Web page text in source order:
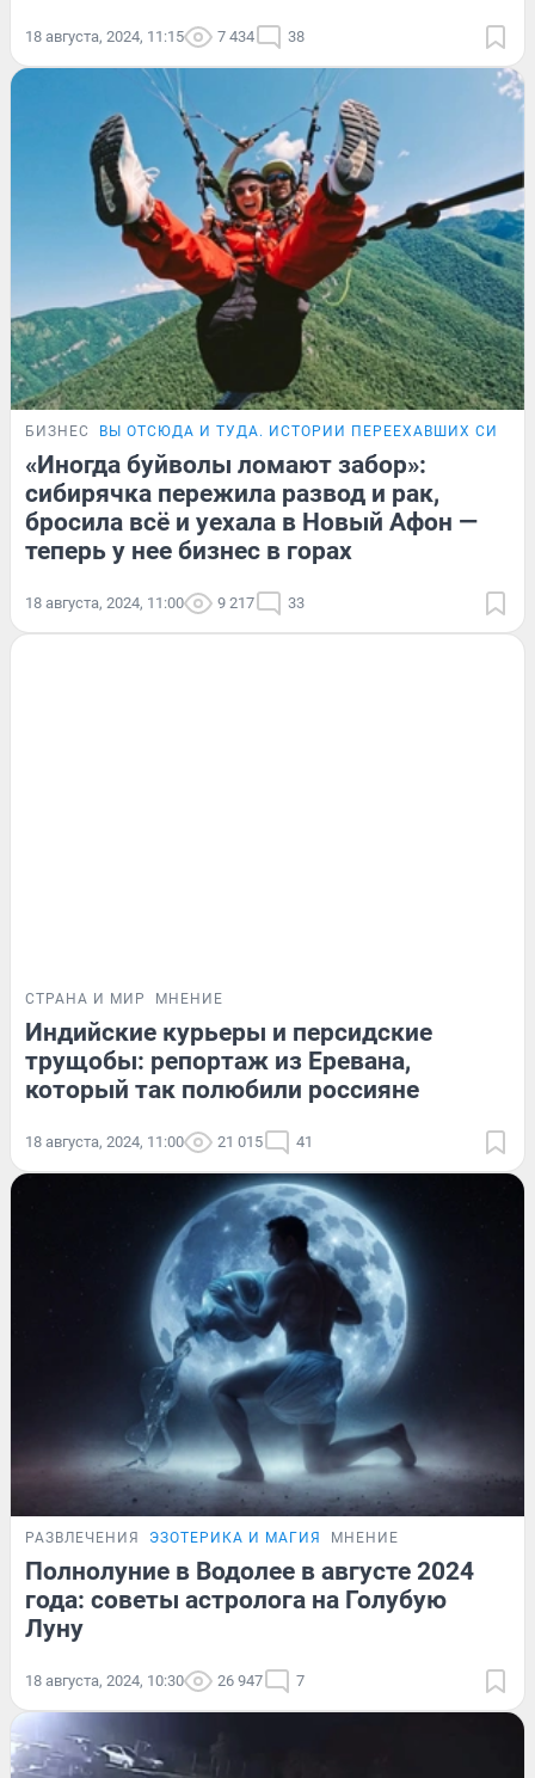
18 августа, 2024, 11:15 7 434 38
БИЗНЕС ВЫ ОТСЮДА И ТУДА. ИСТОРИИ ПЕРЕЕХАВШИХ
«Иногда буйволы ломают забор»:
сибирячка пережила развод и рак,
бросила всё и уехала в Новый Афон —
теперь у нее бизнес в горах
18 августа, 2024, 11:00 9 217 33
СТРАНА И МИР МНЕНИЕ
Индийские курьеры и персидские
трущобы: репортаж из Еревана,
который так полюбили россияне
18 августа, 2024, 11:00 21 015 41
РАЗВЛЕЧЕНИЯ ЭЗОТЕРИКА И МАГИЯ МНЕНИЕ
Полнолуние в Водолее в августе 2024
года: советы астролога на Голубую
Луну
18 августа, 2024, 10:30 26 947 7